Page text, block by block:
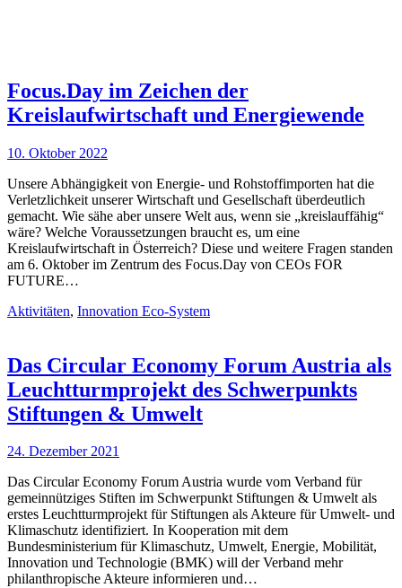
Focus.Day im Zeichen der
Kreislaufwirtschaft und Energiewende
10. Oktober 2022
Unsere Abhängigkeit von Energie- und Rohstoffimporten hat die
Verletzlichkeit unserer Wirtschaft und Gesellschaft überdeutlich
gemacht. Wie sähe aber unsere Welt aus, wenn sie „kreislauffähig“
wäre? Welche Voraussetzungen braucht es, um eine
Kreislaufwirtschaft in Österreich? Diese und weitere Fragen standen
am 6. Oktober im Zentrum des Focus.Day von CEOs FOR
FUTURE…
Aktivitäten, Innovation Eco-System
Das Circular Economy Forum Austria als
Leuchtturmprojekt des Schwerpunkts
Stiftungen & Umwelt
24. Dezember 2021
Das Circular Economy Forum Austria wurde vom Verband für
gemeinnütziges Stiften im Schwerpunkt Stiftungen & Umwelt als
erstes Leuchtturmprojekt für Stiftungen als Akteure für Umwelt- und
Klimaschutz identifiziert. In Kooperation mit dem
Bundesministerium für Klimaschutz, Umwelt, Energie, Mobilität,
Innovation und Technologie (BMK) will der Verband mehr
philanthropische Akteure informieren und…